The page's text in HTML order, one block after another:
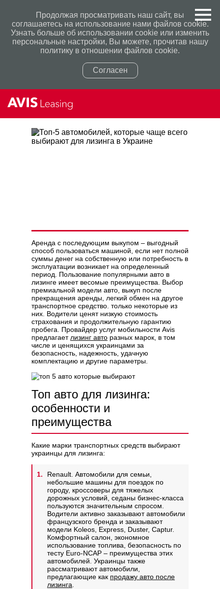
Продолжая просматривать наш сайт, вы
соглашаетесь на использование нами файлов cookie.
Узнать больше об использовании cookie или изменить
персональные настройки, Вы можете, прочитав нашу
политику в отношении файлов cookie.
Согласен
Аренда с последующим выкупом – выгодный
способ пользоваться машиной, если нет полной
суммы денег на собственную или потребность в
эксплуатации возникает на определенный
период. Пользование популярными авто в
лизинге имеет весомые преимущества. Выбор
премиальной модели авто, выкуп после
прекращения аренды, легкий обмен на другое
транспортное средство. только некоторые из
них. Водители ценят низкую стоимость
страхования и продолжительную гарантию
пробега. Провайдер услуг мобильности Avis
предлагает лизинг авто разных марок, в том
числе и ценящихся украинцами за
безопасность, надежность, удачную
комплектацию и другие параметры.
Топ авто для лизинга:
особенности и
преимущества
Какие марки транспортных средств выбирают
украинцы для лизинга:
Renault. Автомобили для семьи,
небольшие машины для поездок по
городу, кроссоверы для тяжелых
дорожных условий, седаны бизнес-класса
пользуются значительным спросом.
Водители активно заказывают автомобили
французского бренда и заказывают
модели Koleos, Express, Duster, Captur.
Комфортный салон, экономное
использование топлива, безопасность по
тесту Euro-NCAP – преимущества этих
автомобилей. Украинцы также
рассматривают автомобили,
предлагающие как продажу авто после
лизинга
Политикой конфиденциальности
Политикой конфиденциальности
Политикой конфиденциальности